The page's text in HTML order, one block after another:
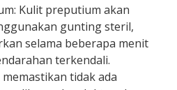
Kulit preputium akan
gunting steril,
selama beberapa menit
terkendali.
tidak ada